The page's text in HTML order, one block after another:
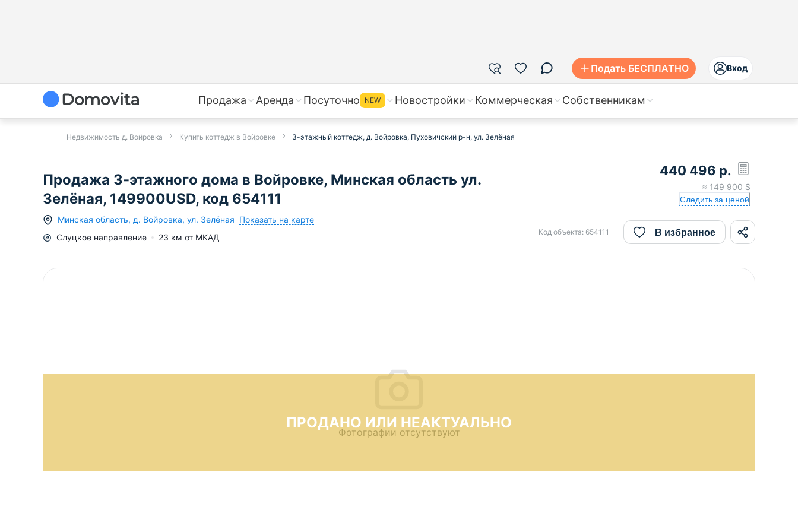
Подать БЕСПЛАТНО Вход
Продажа Аренда Посуточно NEW Новостройки Коммерческая Собственникам
Недвижимость д. Войровка Купить коттедж в Войровке 3-этажный коттедж, д. Войровка, Пуховичский р-н, ул. Зелёная
Продажа 3-этажного дома в Войровке, Минская область ул.
Зелёная, 149900USD, код 654111
Минская область, д. Войровка, ул. Зелёная Показать на карте
Слуцкое направление 23 км от МКАД
440 496 р.
≈ 149 900 $
Следить за ценой
Код объекта: 654111 В избранное
ПРОДАНО ИЛИ НЕАКТУАЛЬНО
Фотографии отсутствуют